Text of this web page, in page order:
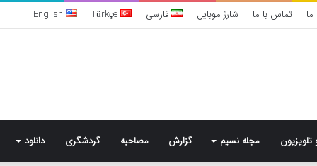
تماس با ما شارژ موبایل فارسی Türkçe
English
تلویزیون مجله نسیم گزارش مصاحبه گردشگری دانلود